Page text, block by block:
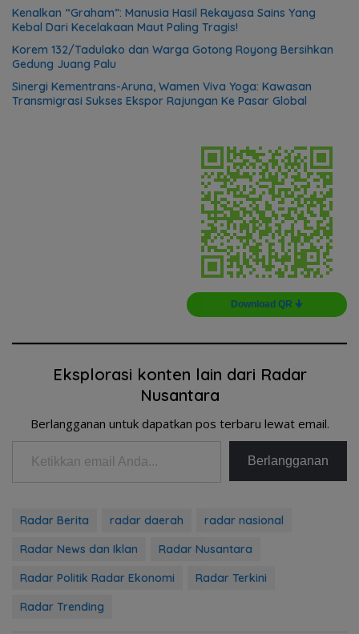
Kenalkan “Graham”: Manusia Hasil Rekayasa Sains Yang
Kebal Dari Kecelakaan Maut Paling Tragis!
Korem 132/Tadulako dan Warga Gotong Royong Bersihkan
Gedung Juang Palu
Sinergi Kementrans-Aruna, Wamen Viva Yoga: Kawasan
Transmigrasi Sukses Ekspor Rajungan Ke Pasar Global
Download QR 🠋
Eksplorasi konten lain dari Radar
Nusantara
Berlangganan untuk dapatkan pos terbaru lewat email.
Ketikkan email Anda...
Berlangganan
Radar Berita radar daerah
radar nasional
Radar News dan Iklan
Radar Nusantara
Radar Politik Radar Ekonomi
Radar Terkini
Radar Trending